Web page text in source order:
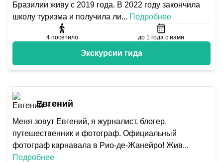
Бразилии живу с 2019 года. В 2022 году закончила
школу туризма и получила ли... Подробнее
4 посетило до 1 года с нами
Экскурсии гида
Евгений
Меня зовут Евгений, я журналист, блогер,
путешественник и фотограф. Официальный
фотограф карнавала в Рио-де-Жанейро! Жив...
Подробнее